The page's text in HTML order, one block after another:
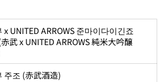
x UNITED ARROWS 준마이다이긴죠
武 x UNITED ARROWS 純米大吟醸
주조 (赤武酒造)